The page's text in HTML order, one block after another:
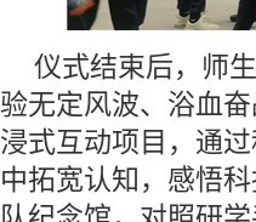
仪式结束后，师
验无定风波、浴血
浸式互动项目，通
中拓宽认知，感悟